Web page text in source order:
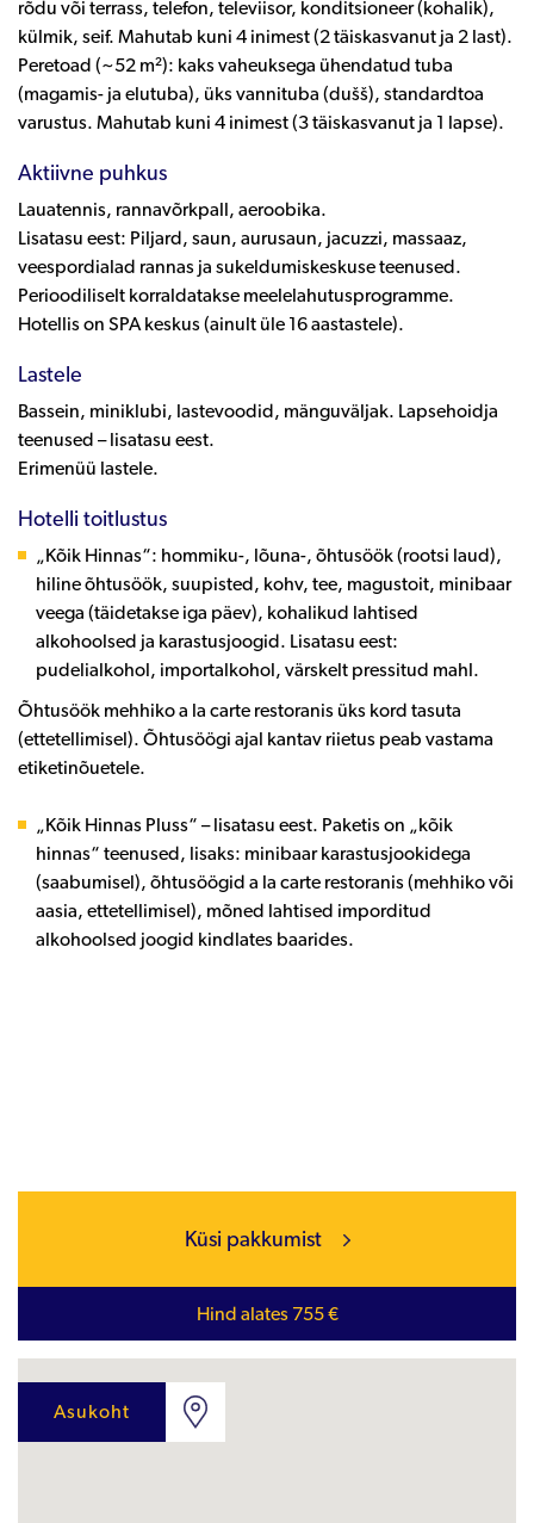
rõdu või terrass, telefon, televiisor, konditsioneer (kohalik),
külmik, seif. Mahutab kuni 4 inimest (2 täiskasvanut ja 2 last).
Peretoad (~52 m²): kaks vaheuksega ühendatud tuba
(magamis- ja elutuba), üks vannituba (dušš), standardtoa
varustus. Mahutab kuni 4 inimest (3 täiskasvanut ja 1 lapse).
Aktiivne puhkus
Lauatennis, rannavõrkpall, aeroobika.
Lisatasu eest: Piljard, saun, aurusaun, jacuzzi, massaaz,
veespordialad rannas ja sukeldumiskeskuse teenused.
Perioodiliselt korraldatakse meelelahutusprogramme.
Hotellis on SPA keskus (ainult üle 16 aastastele).
Lastele
Bassein, miniklubi, lastevoodid, mänguväljak. Lapsehoidja
teenused – lisatasu eest.
Erimenüü lastele.
Hotelli toitlustus
„Kõik Hinnas“: hommiku-, lõuna-, õhtusöök (rootsi laud),
hiline õhtusöök, suupisted, kohv, tee, magustoit, minibaar
veega (täidetakse iga päev), kohalikud lahtised
alkohoolsed ja karastusjoogid. Lisatasu eest:
pudelialkohol, importalkohol, värskelt pressitud mahl.
Õhtusöök mehhiko a la carte restoranis üks kord tasuta
(ettetellimisel). Õhtusöögi ajal kantav riietus peab vastama
etiketinõuetele.
„Kõik Hinnas Pluss“ – lisatasu eest. Paketis on „kõik
hinnas“ teenused, lisaks: minibaar karastusjookidega
(saabumisel), õhtusöögid a la carte restoranis (mehhiko või
aasia, ettetellimisel), mõned lahtised imporditud
alkohoolsed joogid kindlates baarides.
Küsi pakkumist
Hind alates 755 €
Asukoht